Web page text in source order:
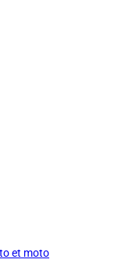
et moto